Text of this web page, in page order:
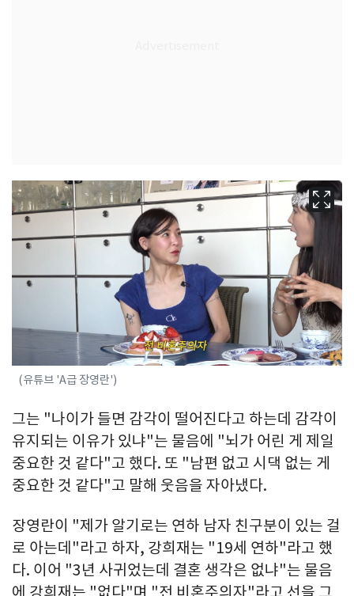
(유튜브 'A급 장영란')
그는 "나이가 들면 감각이 떨어진다고 하는데 감각이
유지되는 이유가 있냐"는 물음에 "뇌가 어린 게 제일
중요한 것 같다"고 했다. 또 "남편 없고 시댁 없는 게
중요한 것 같다"고 말해 웃음을 자아냈다.
장영란이 "제가 알기로는 연하 남자 친구분이 있는 걸
로 아는데"라고 하자, 강희재는 "19세 연하"라고 했
다. 이어 "3년 사귀었는데 결혼 생각은 없냐"는 물음
에 강희재는 "없다"며 "전 비혼주의자"라고 선을 그